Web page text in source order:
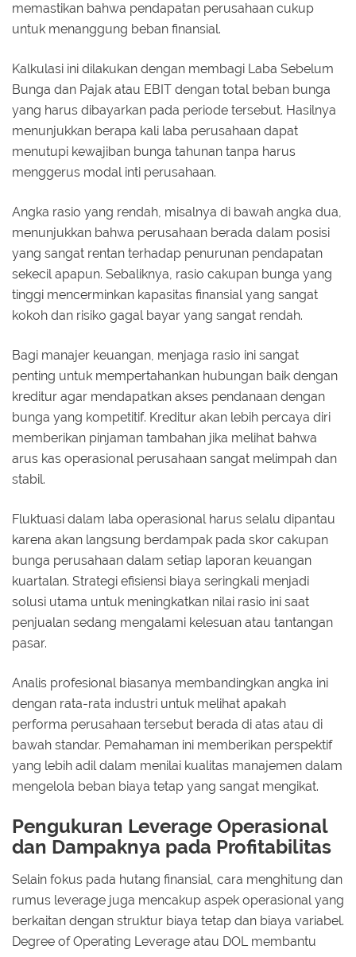
memastikan bahwa pendapatan perusahaan cukup
untuk menanggung beban finansial.
Kalkulasi ini dilakukan dengan membagi Laba Sebelum
Bunga dan Pajak atau EBIT dengan total beban bunga
yang harus dibayarkan pada periode tersebut. Hasilnya
menunjukkan berapa kali laba perusahaan dapat
menutupi kewajiban bunga tahunan tanpa harus
menggerus modal inti perusahaan.
Angka rasio yang rendah, misalnya di bawah angka dua,
menunjukkan bahwa perusahaan berada dalam posisi
yang sangat rentan terhadap penurunan pendapatan
sekecil apapun. Sebaliknya, rasio cakupan bunga yang
tinggi mencerminkan kapasitas finansial yang sangat
kokoh dan risiko gagal bayar yang sangat rendah.
Bagi manajer keuangan, menjaga rasio ini sangat
penting untuk mempertahankan hubungan baik dengan
kreditur agar mendapatkan akses pendanaan dengan
bunga yang kompetitif. Kreditur akan lebih percaya diri
memberikan pinjaman tambahan jika melihat bahwa
arus kas operasional perusahaan sangat melimpah dan
stabil.
Fluktuasi dalam laba operasional harus selalu dipantau
karena akan langsung berdampak pada skor cakupan
bunga perusahaan dalam setiap laporan keuangan
kuartalan. Strategi efisiensi biaya seringkali menjadi
solusi utama untuk meningkatkan nilai rasio ini saat
penjualan sedang mengalami kelesuan atau tantangan
pasar.
Analis profesional biasanya membandingkan angka ini
dengan rata-rata industri untuk melihat apakah
performa perusahaan tersebut berada di atas atau di
bawah standar. Pemahaman ini memberikan perspektif
yang lebih adil dalam menilai kualitas manajemen dalam
mengelola beban biaya tetap yang sangat mengikat.
Pengukuran Leverage Operasional
dan Dampaknya pada Profitabilitas
Selain fokus pada hutang finansial, cara menghitung dan
rumus leverage juga mencakup aspek operasional yang
berkaitan dengan struktur biaya tetap dan biaya variabel.
Degree of Operating Leverage atau DOL membantu